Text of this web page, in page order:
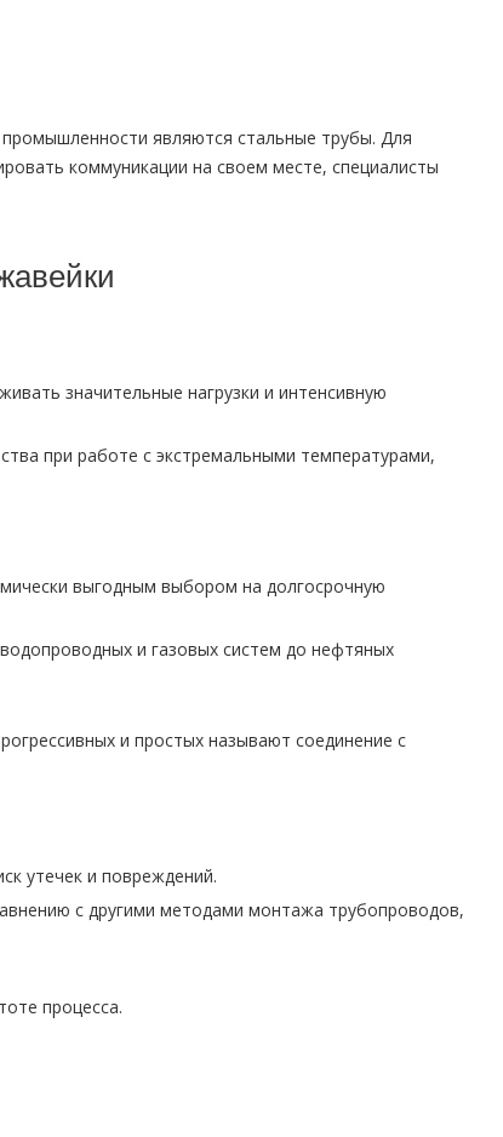
являются стальные трубы. Для
коммуникации на своем месте, специалисты
значительные нагрузки и интенсивную
при работе с экстремальными температурами,
выгодным выбором на долгосрочную
и газовых систем до нефтяных
и простых называют соединение с
утечек и повреждений.
с другими методами монтажа трубопроводов,
процесса.